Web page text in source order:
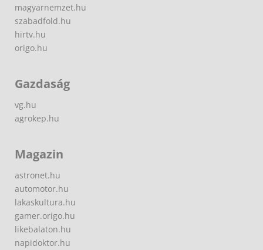
magyarnemzet.hu
szabadfold.hu
hirtv.hu
origo.hu
Gazdaság
vg.hu
agrokep.hu
Magazin
astronet.hu
automotor.hu
lakaskultura.hu
gamer.origo.hu
likebalaton.hu
napidoktor.hu